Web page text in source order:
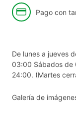
Pago con
De lunes a jueves
03:00 Sábados
24:00. (Martes
Galería de